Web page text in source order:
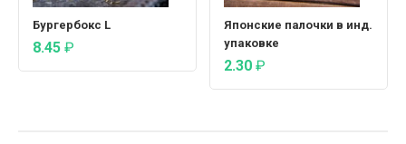
Бургербокс L
8.45 ₽
Японские палочки в инд.
упаковке
2.30 ₽